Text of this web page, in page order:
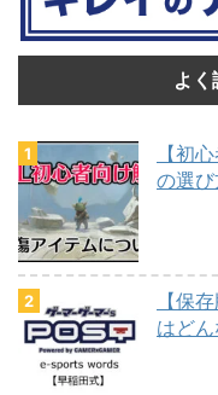
よ
【初
の選
【保
はど